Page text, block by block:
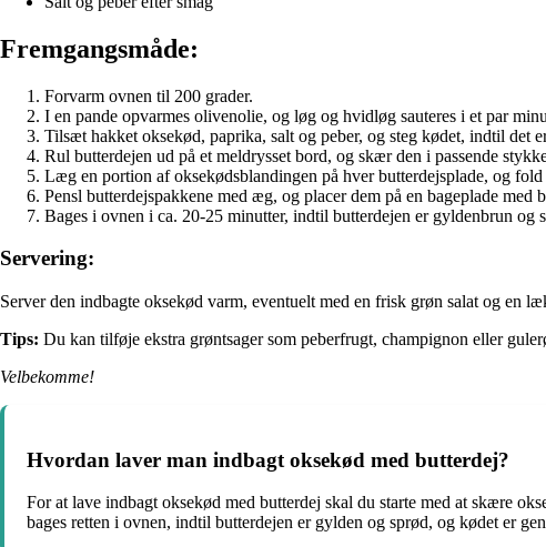
Fremgangsmåde:
Forvarm ovnen til 200 grader.
I en pande opvarmes olivenolie, og løg og hvidløg sauteres i et par
Tilsæt hakket oksekød, paprika, salt og peber, og steg kødet, indtil det
Rul butterdejen ud på et meldrysset bord, og skær den i passende
Læg en portion af oksekødsblandingen på hver butterdejsplade, og
Pensl butterdejspakkene med æg, og placer dem på en bageplade med
Bages i ovnen i ca. 20-25 minutter, indtil butterdejen er gyldenbrun og
Servering:
Server den indbagte oksekød varm, eventuelt med en frisk grøn salat og en
Tips: Du kan tilføje ekstra grøntsager som peberfrugt, champignon eller
Velbekomme!
Hvordan laver man indbagt oksekød med butterdej?
For at lave indbagt oksekød med butterdej skal du starte med at skære
bages retten i ovnen, indtil butterdejen er gylden og sprød, og kødet er